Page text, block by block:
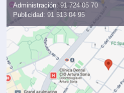
Administración: 91 724 05 70
Publicidad: 91 513 04 95